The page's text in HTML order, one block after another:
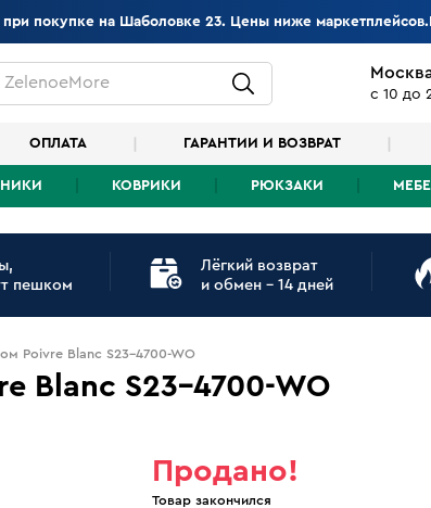
при покупке на Шаболовке 23. Цены ниже
с 10 до
ОПЛАТА ГАРАНТИИ И ВОЗВРАТ
КОВРИКИ РЮКЗАКИ
пешком
Лёгкий возврат
и обмен - 14 дней
Poivre Blanc S23-4700-WO
Blanc S23-4700-WO
Продано!
Товар закончился